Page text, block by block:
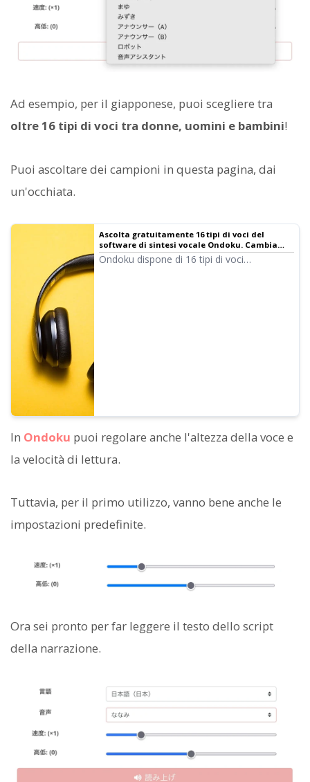
Ad esempio, per il giapponese, puoi scegliere tra
oltre 16 tipi di voci tra donne, uomini e bambini!
Puoi ascoltare dei campioni in questa pagina, dai
un'occhiata.
Ascolta gratuitamente 16 tipi di voci del
software di sintesi vocale Ondoku. Cambia
l'impressione regolando l'altezza
Ondoku dispone di 16 tipi di voci
In Ondoku puoi regolare anche l'altezza della voce e
la velocità di lettura.
Tuttavia, per il primo utilizzo, vanno bene anche le
impostazioni predefinite.
Ora sei pronto per far leggere il testo dello script
della narrazione.